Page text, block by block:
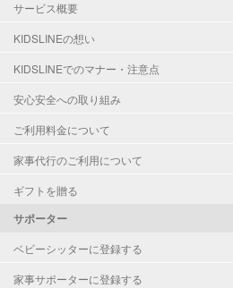
サービス概要
KIDSLINEの想い
KIDSLINEでのマナー・注意点
安心安全への取り組み
ご利用料金について
家事代行のご利用について
ギフトを贈る
サポーター
ベビーシッターに登録する
家事サポーターに登録する